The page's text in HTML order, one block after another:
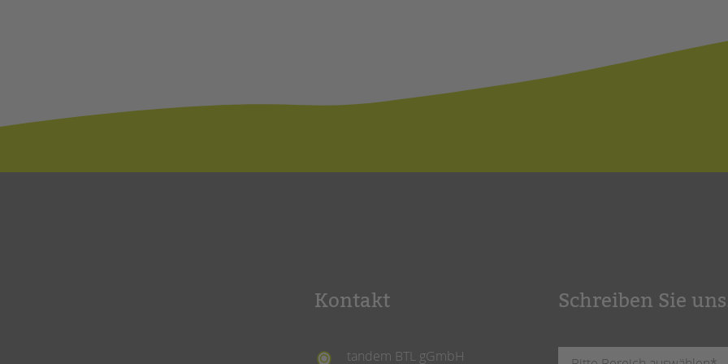
Kontakt
tandem BTL gGmbH
Schreiben Sie